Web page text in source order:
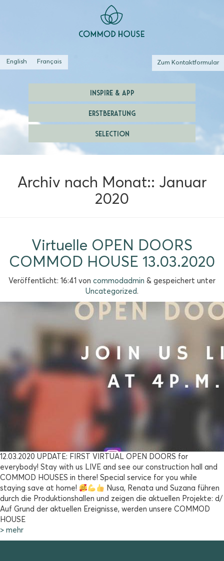
INSPIRE & APP
ERSTBERATUNG
SELECTION
English Français Zum Kontaktformular
Archiv nach Monat:: Januar
2020
Virtuelle OPEN DOORS
COMMOD HOUSE 13.03.2020
Veröffentlicht: 16:41 von commodadmin & gespeichert unter
Uncategorized .
12.03.2020 UPDATE: FIRST VIRTUAL OPEN DOORS for
everybody! Stay with us LIVE and see our construction hall and
COMMOD HOUSES in there! Special service for you while
staying save at home!
Nusa, Renata und Suzana führen
durch die Produktionshallen und zeigen die aktuellen Projekte: d/
Auf Grund der aktuellen Ereignisse, werden unsere COMMOD
HOUSE
> mehr